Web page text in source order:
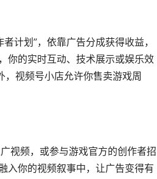
计划”，依靠广告分成获得收益，
你的实时互动、技术展示或娱乐效
，视频号小店允许你售卖游戏周
视频，或参与游戏官方的创作者招
入你的视频叙事中，让广告变得有